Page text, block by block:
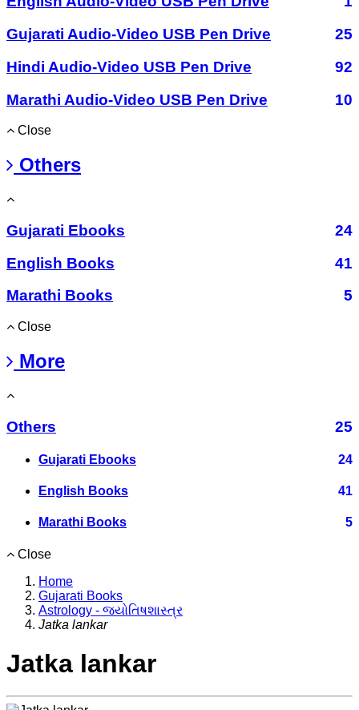
Gujarati Audio-Video USB Pen Drive
25
Hindi Audio-Video USB Pen Drive
92
Marathi Audio-Video USB Pen Drive
10
Close
Others
Gujarati Ebooks
24
English Books
41
Marathi Books
5
Close
More
Others 25
Gujarati Ebooks 24
English Books 41
Marathi Books 5
Close
Home
Gujarati Books
Astrology - જ્યોતિષશાસ્ત્ર
Jatka lankar
Jatka lankar